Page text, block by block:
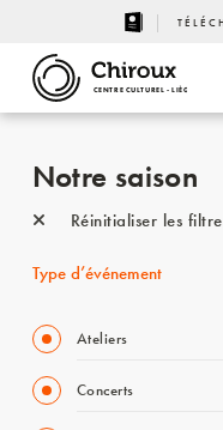
CENTRE CULTUREL - LIÈGE
Notre saison
Réinitialiser les
Type d’événement
Ateliers
Concerts